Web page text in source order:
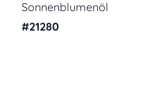
Sonnenblumenöl
#21280